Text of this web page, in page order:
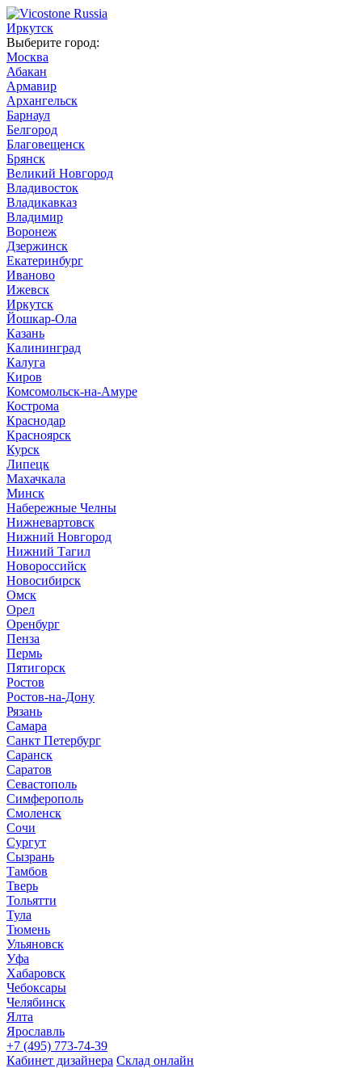
Иркутск
Выберите город:
Москва
Абакан
Армавир
Архангельск
Барнаул
Белгород
Благовещенск
Брянск
Великий Новгород
Владивосток
Владикавказ
Владимир
Воронеж
Дзержинск
Екатеринбург
Иваново
Ижевск
Иркутск
Йошкар-Ола
Казань
Калининград
Калуга
Киров
Комсомольск-на-Амуре
Кострома
Краснодар
Красноярск
Курск
Липецк
Махачкала
Минск
Набережные Челны
Нижневартовск
Нижний Новгород
Нижний Тагил
Новороссийск
Новосибирск
Омск
Орел
Оренбург
Пенза
Пермь
Пятигорск
Ростов
Ростов-на-Дону
Рязань
Самара
Санкт Петербург
Саранск
Саратов
Севастополь
Симферополь
Смоленск
Сочи
Сургут
Сызрань
Тамбов
Тверь
Тольятти
Тула
Тюмень
Ульяновск
Уфа
Хабаровск
Чебоксары
Челябинск
Ялта
Ярославль
+7 (495) 773-74-39
Кабинет дизайнера Склад онлайн